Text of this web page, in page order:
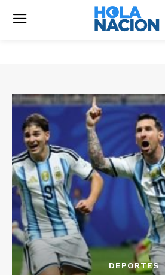
DEPORTES